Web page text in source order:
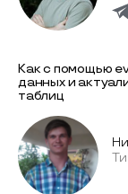
Как с помощью
данных и
таблиц